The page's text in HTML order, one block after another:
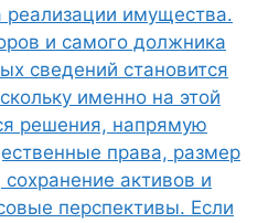
реализации имущества.
и самого должника
сведений становится
именно на этой
решения, напрямую
права, размер
активов и
перспективы. Если